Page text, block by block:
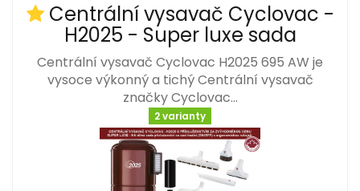
Centrální vysavač Cyclovac -
H2025 - Super luxe sada
Centrální vysavač Cyclovac H2025 695 AW je
vysoce výkonný a tichý Centrální vysavač
značky Cyclovac…
2 varianty